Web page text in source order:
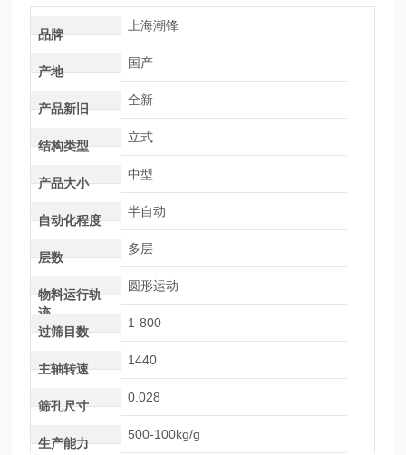
品牌
上海潮锋
产地
国产
产品新旧
全新
结构类型
立式
产品大小
中型
自动化程度
半自动
层数
多层
物料运行轨
迹
圆形运动
过筛目数
1-800
主轴转速
1440
筛孔尺寸
0.028
生产能力
500-100kg/g